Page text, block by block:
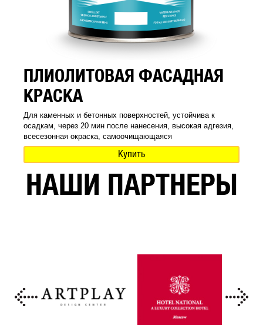
ПЛИОЛИТОВАЯ ФАСАДНАЯ
КРАСКА
Для каменных и бетонных поверхностей, устойчива к
осадкам, через 20 мин после нанесения, высокая адгезия,
всесезонная окраска, самоочищающаяся
Купить
НАШИ ПАРТНЕРЫ